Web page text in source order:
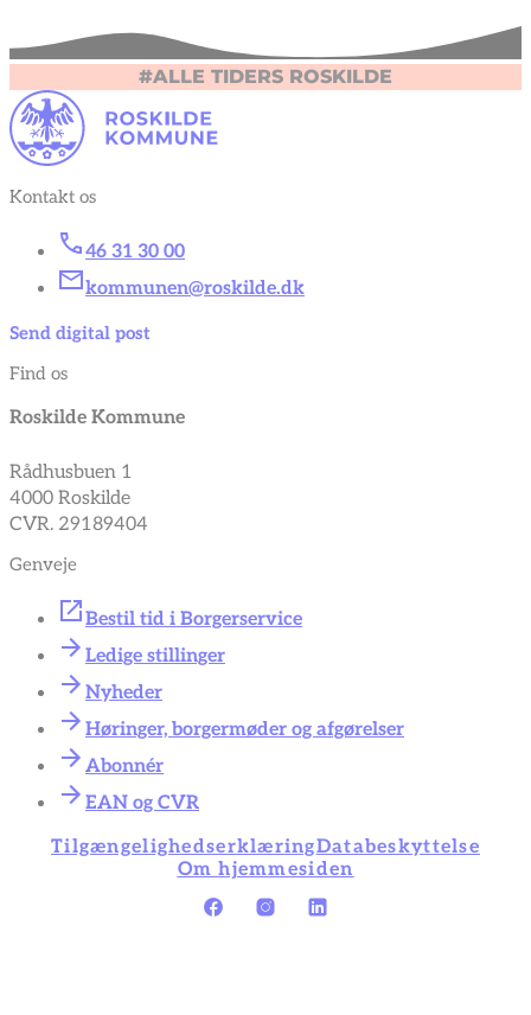
#ALLE TIDERS ROSKILDE
Kontakt os
46 31 30 00
kommunen@roskilde.dk
Send digital post
Find os
Roskilde Kommune
Rådhusbuen 1
4000 Roskilde
CVR. 29189404
Genveje
Bestil tid i Borgerservice
Ledige stillinger
Nyheder
Høringer, borgermøder og afgørelser
Abonnér
EAN og CVR
TilgængelighedserklæringDatabeskyttelse
Om hjemmesiden